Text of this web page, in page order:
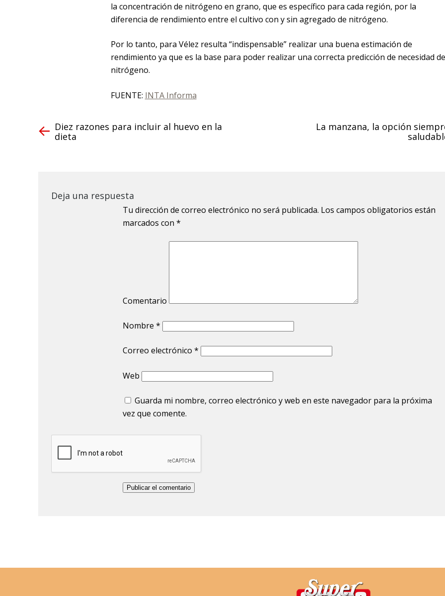
la concentración de nitrógeno en grano, que es específico para cada región, por la
diferencia de rendimiento entre el cultivo con y sin agregado de nitrógeno.
Por lo tanto, para Vélez resulta “indispensable” realizar una buena estimación de
rendimiento ya que es la base para poder realizar una correcta predicción de necesidad de
nitrógeno.
FUENTE: INTA Informa
Diez razones para incluir al huevo en la
dieta
La manzana, la opción
Deja una respuesta
Tu dirección de correo electrónico no será publicada. Los campos obligatorios están
marcados con *
Comentario
Nombre *
Correo electrónico *
Web
Guarda mi nombre, correo electrónico y web en este navegador para la próxima
vez que comente.